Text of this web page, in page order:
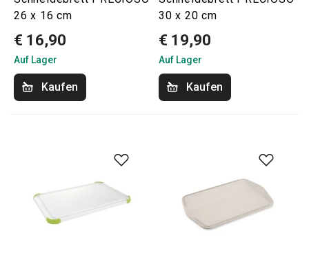
26 x 16 cm
€ 16,90
Auf Lager
Kaufen
30 x 20 cm
€ 19,90
Auf Lager
Kaufen